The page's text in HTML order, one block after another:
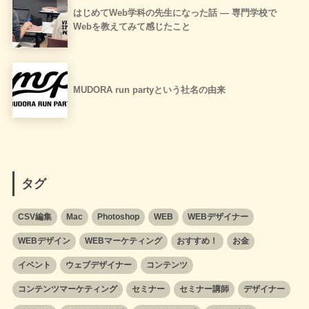
はじめてWeb学科の先生になった話 ― 専門学校で
Webを教えてみて感じたこと
MUDORA run partyという社名の由来
タグ
CSV編集 Mac Photoshop WEB WEBデザイナー
WEBデザイン WEBマーケティング おすすめ！ お金
イベント ウェブデザイナー コンテンツ
コンテンツマーケティング セミナー セミナー講師 デザイナー